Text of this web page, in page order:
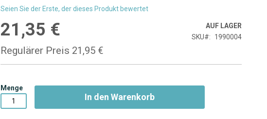
Seien Sie der Erste, der dieses Produkt bewertet
Sonderpreis
21,35 €
Regulärer Preis 21,95 €
AUF LAGER
SKU
1990004
Menge
In den Warenkorb